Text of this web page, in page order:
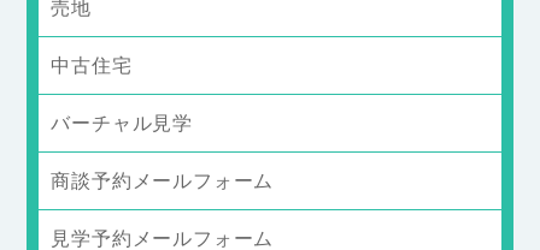
売地
中古住宅
バーチャル見学
商談予約メールフォーム
見学予約メールフォーム